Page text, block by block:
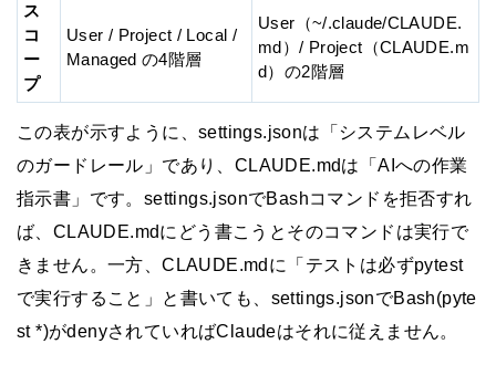
ス
コ
ー
プ
User / Project / Local /
Managed の4階層
User（~/.claude/CLAUDE.
md）/ Project（CLAUDE.m
d）の2階層
この表が示すように、settings.jsonは「システムレベル
のガードレール」であり、CLAUDE.mdは「AIへの作業
指示書」です。settings.jsonでBashコマンドを拒否すれ
ば、CLAUDE.mdにどう書こうとそのコマンドは実行で
きません。一方、CLAUDE.mdに「テストは必ずpytest
で実行すること」と書いても、settings.jsonでBash(pyte
st *)がdenyされていればClaudeはそれに従えません。